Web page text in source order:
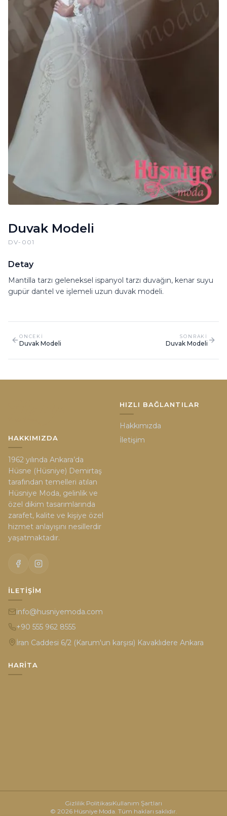
Duvak Modeli
DV-001
Detay
Mantilla tarzı geleneksel ispanyol tarzı duvağın, kenar suyu
gupür dantel ve işlemeli uzun duvak modeli.
ONCEKI
Duvak Modeli
SONRAKI
Duvak Modeli
HAKKIMIZDA
1962 yılında Ankara’da
Hüsne (Hüsniye) Demirtaş
tarafından temelleri atılan
Hüsniye Moda, gelinlik ve
özel dikim tasarımlarında
zarafet, kalite ve kişiye özel
hizmet anlayışını nesillerdir
yaşatmaktadır.
HIZLI BAĞLANTILAR
Hakkımızda
İletişim
İLETIŞIM
info@husniyemoda.com
+90 555 962 8555
İran Caddesi 6/2 (Karum'un karşısı) Kavaklıdere Ankara
HARITA
© 2026 Hüsniye Moda. Tüm hakları saklıdır.
Gizlilik PolitikasıKullanım Şartları